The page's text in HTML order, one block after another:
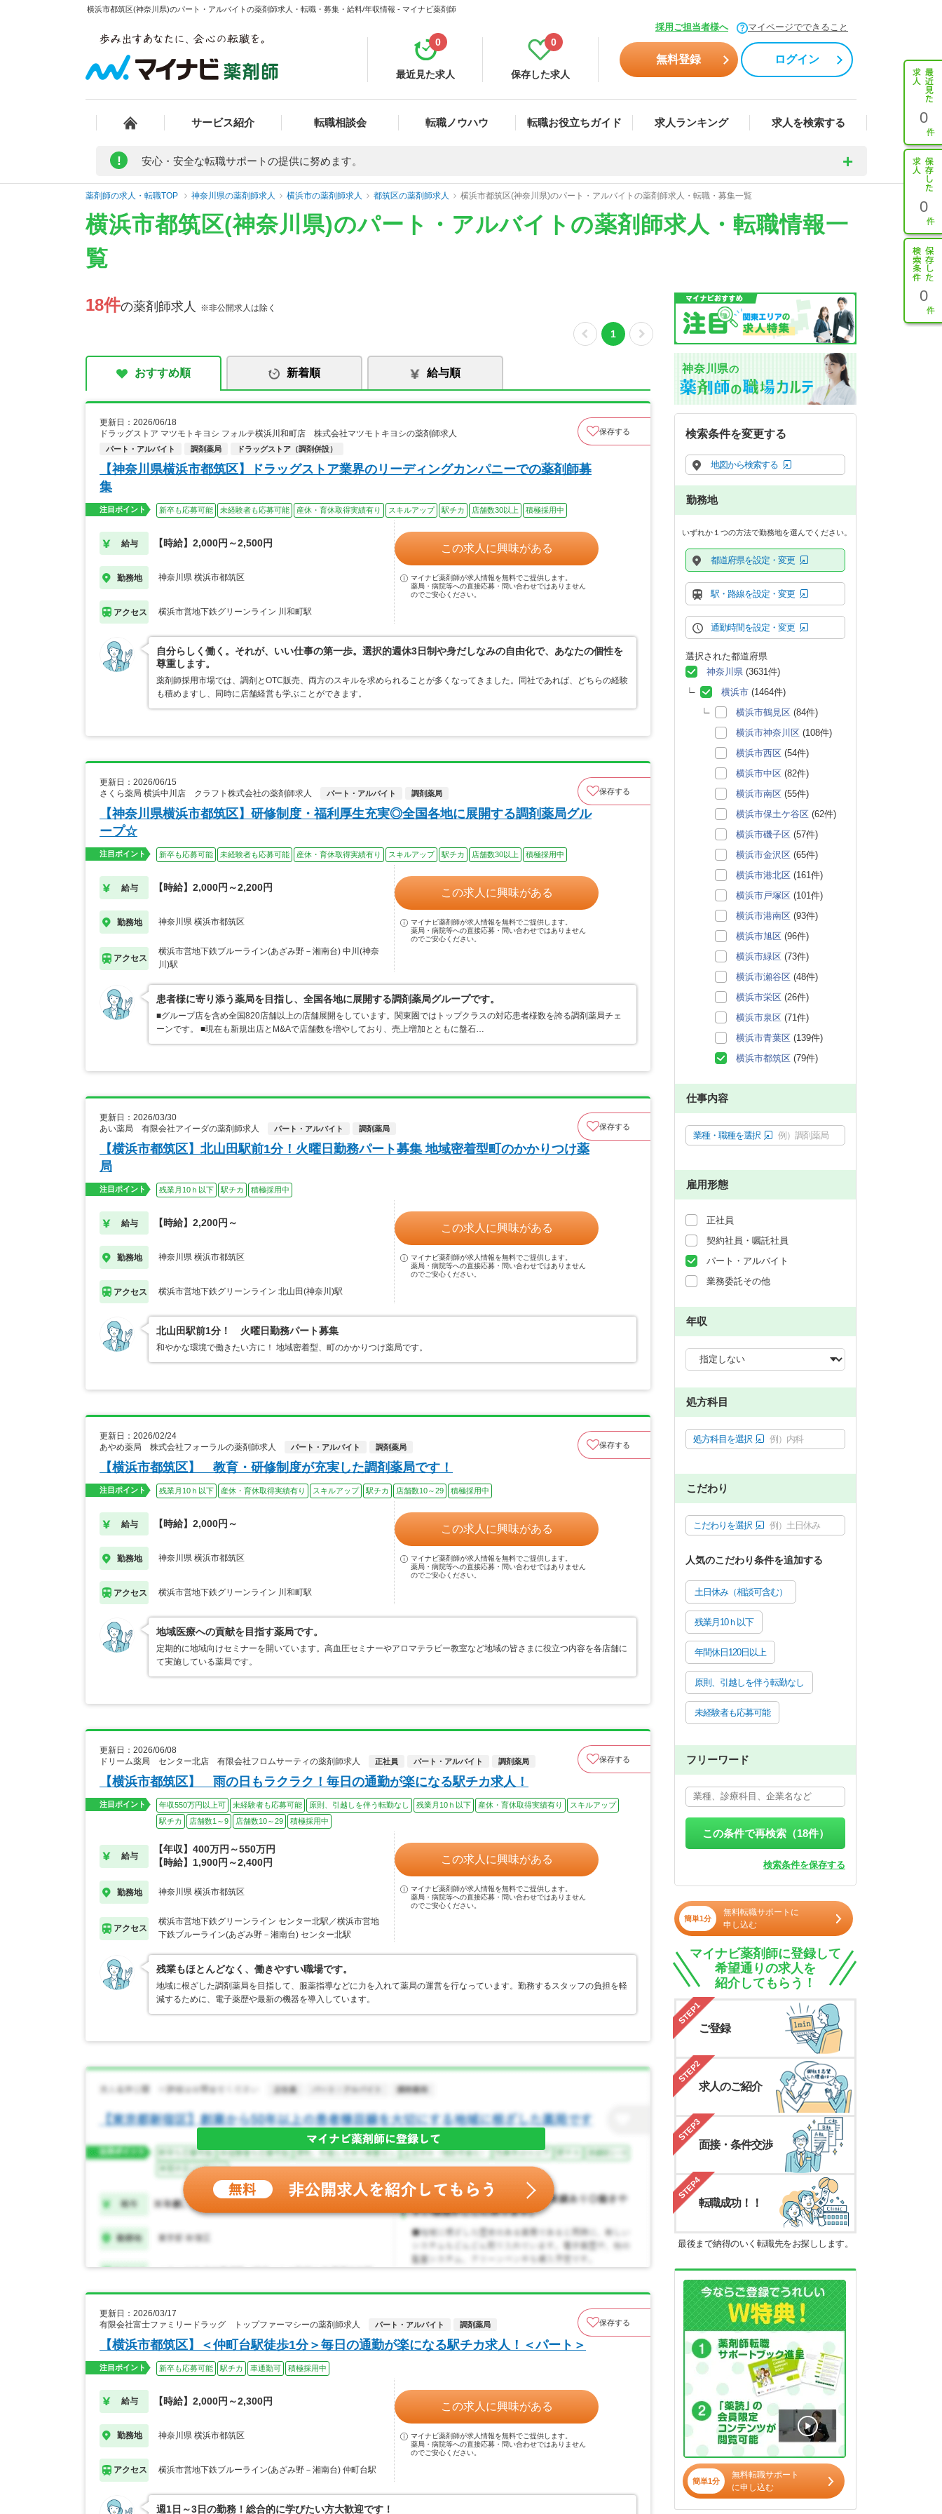
横浜市都筑区(神奈川県)のパート・アルバイトの薬剤師求人・転職・募集・給料/年収情報 - マイナビ薬剤師
採用ご担当者様へ マイページでできること
最近見た求人
0
保存した求人
0
無料登録 ログイン
サービス紹介 転職相談会 転職ノウハウ 転職お役立ちガイド 求人ランキング 求人を検索する 0
0
0
! 安心・安全な転職サポートの提供に努めます。
薬剤師の求人・転職TOP 神奈川県の薬剤師求人 横浜市の薬剤師求人 都筑区の薬剤師求人 横浜市都筑区(神奈川県)のパート・アルバイトの薬剤師求人・転職・募集一覧
横浜市都筑区(神奈川県)のパート・アルバイトの薬剤師求人・転職情報一
覧
18件の薬剤師求人 ※非公開求人は除く
1
おすすめ順 新着順 給与順
更新日：2026/06/18
ドラッグストア マツモトキヨシ フォルテ横浜川和町店 株式会社マツモトキヨシの薬剤師求人
パート・アルバイト 調剤薬局 ドラッグストア（調剤併設）
保存する
【神奈川県横浜市都筑区】ドラッグストア業界のリーディングカンパニーでの薬剤師募
集
注目ポイント 新卒も応募可能 未経験者も応募可能 産休・育休取得実績有り スキルアップ 駅チカ 店舗数30以上 積極採用中
給与 【時給】2,000円～2,500円
勤務地 神奈川県 横浜市都筑区
アクセス 横浜市営地下鉄グリーンライン 川和町駅
この求人に興味がある
マイナビ薬剤師が求人情報を無料でご提供します。
薬局・病院等への直接応募・問い合わせではありません
のでご安心ください。
自分らしく働く。それが、いい仕事の第一歩。選択的週休3日制や身だしなみの自由化で、あなたの個性を
尊重します。
薬剤師採用市場では、調剤とOTC販売、両方のスキルを求められることが多くなってきました。同社であれば、どちらの経験
も積めますし、同時に店舗経営も学ぶことができます。
更新日：2026/06/15
さくら薬局 横浜中川店 クラフト株式会社の薬剤師求人
パート・アルバイト 調剤薬局 保存する
【神奈川県横浜市都筑区】研修制度・福利厚生充実◎全国各地に展開する調剤薬局グル
ープ☆
注目ポイント 新卒も応募可能 未経験者も応募可能 産休・育休取得実績有り スキルアップ 駅チカ 店舗数30以上 積極採用中
給与 【時給】2,000円～2,200円
勤務地 神奈川県 横浜市都筑区
アクセス
横浜市営地下鉄ブルーライン(あざみ野－湘南台) 中川(神奈
川)駅
この求人に興味がある
マイナビ薬剤師が求人情報を無料でご提供します。
薬局・病院等への直接応募・問い合わせではありません
のでご安心ください。
患者様に寄り添う薬局を目指し、全国各地に展開する調剤薬局グループです。
■グループ店を含め全国820店舗以上の店舗展開をしています。関東圏ではトップクラスの対応患者様数を誇る調剤薬局チェ
ーンです。 ■現在も新規出店とM&Aで店舗数を増やしており、売上増加とともに盤石…
更新日：2026/03/30
あい薬局 有限会社アイーダの薬剤師求人
パート・アルバイト 調剤薬局 保存する
【横浜市都筑区】北山田駅前1分！火曜日勤務パート募集 地域密着型町のかかりつけ薬
局
注目ポイント 残業月10ｈ以下 駅チカ 積極採用中
給与 【時給】2,200円～
勤務地 神奈川県 横浜市都筑区
アクセス 横浜市営地下鉄グリーンライン 北山田(神奈川)駅
この求人に興味がある
マイナビ薬剤師が求人情報を無料でご提供します。
薬局・病院等への直接応募・問い合わせではありません
のでご安心ください。
北山田駅前1分！ 火曜日勤務パート募集
和やかな環境で働きたい方に！ 地域密着型、町のかかりつけ薬局です。
更新日：2026/02/24
あやめ薬局 株式会社フォーラルの薬剤師求人
パート・アルバイト 調剤薬局 保存する
【横浜市都筑区】 教育・研修制度が充実した調剤薬局です！
注目ポイント 残業月10ｈ以下 産休・育休取得実績有り スキルアップ 駅チカ 店舗数10～29 積極採用中
給与 【時給】2,000円～
勤務地 神奈川県 横浜市都筑区
アクセス 横浜市営地下鉄グリーンライン 川和町駅
この求人に興味がある
マイナビ薬剤師が求人情報を無料でご提供します。
薬局・病院等への直接応募・問い合わせではありません
のでご安心ください。
地域医療への貢献を目指す薬局です。
定期的に地域向けセミナーを開いています。高血圧セミナーやアロマテラピー教室など地域の皆さまに役立つ内容を各店舗に
て実施している薬局です。
更新日：2026/06/08
ドリーム薬局 センター北店 有限会社フロムサーティの薬剤師求人
正社員 パート・アルバイト 調剤薬局 保存する
【横浜市都筑区】 雨の日もラクラク！毎日の通勤が楽になる駅チカ求人！
注目ポイント 年収550万円以上可 未経験者も応募可能 原則、引越しを伴う転勤なし 残業月10ｈ以下 産休・育休取得実績有り
スキルアップ
駅チカ
店舗数1～9 店舗数10～29 積極採用中
給与
【年収】400万円～550万円
【時給】1,900円～2,400円
勤務地 神奈川県 横浜市都筑区
アクセス
横浜市営地下鉄グリーンライン センター北駅／横浜市営地
下鉄ブルーライン(あざみ野－湘南台) センター北駅
この求人に興味がある
マイナビ薬剤師が求人情報を無料でご提供します。
薬局・病院等への直接応募・問い合わせではありません
のでご安心ください。
残業もほとんどなく、働きやすい職場です。
地域に根ざした調剤薬局を目指して、服薬指導などに力を入れて薬局の運営を行なっています。勤務するスタッフの負担を軽
減するために、電子薬歴や最新の機器を導入しています。
更新日：2026/03/17
有限会社富士ファミリードラッグ トップファーマシーの薬剤師求人
パート・アルバイト 調剤薬局 保存する
【横浜市都筑区】＜仲町台駅徒歩1分＞毎日の通勤が楽になる駅チカ求人！＜パート＞
注目ポイント 新卒も応募可能 駅チカ 車通勤可 積極採用中
給与 【時給】2,000円～2,300円
勤務地 神奈川県 横浜市都筑区
アクセス 横浜市営地下鉄ブルーライン(あざみ野－湘南台) 仲町台駅
この求人に興味がある
マイナビ薬剤師が求人情報を無料でご提供します。
薬局・病院等への直接応募・問い合わせではありません
のでご安心ください。
週1日～3日の勤務！総合的に学びたい方大歓迎です！
神奈川県の
検索条件を変更する
地図から検索する
勤務地
いずれか１つの方法で勤務地を選んでください。
都道府県を設定・変更
駅・路線を設定・変更
通勤時間を設定・変更
選択された都道府県
神奈川県 (3631件)
横浜市 (1464件)
横浜市鶴見区 (84件)
横浜市神奈川区 (108件)
横浜市西区 (54件)
横浜市中区 (82件)
横浜市南区 (55件)
横浜市保土ケ谷区 (62件)
横浜市磯子区 (57件)
横浜市金沢区 (65件)
横浜市港北区 (161件)
横浜市戸塚区 (101件)
横浜市港南区 (93件)
横浜市旭区 (96件)
横浜市緑区 (73件)
横浜市瀬谷区 (48件)
横浜市栄区 (26件)
横浜市泉区 (71件)
横浜市青葉区 (139件)
横浜市都筑区 (79件)
仕事内容
業種・職種を選択 例）調剤薬局
雇用形態
正社員
契約社員・嘱託社員
パート・アルバイト
業務委託その他
年収
処方科目
処方科目を選択 例）内科
こだわり
こだわりを選択 例）土日休み
人気のこだわり条件を追加する
土日休み（相談可含む）
残業月10ｈ以下
年間休日120日以上
原則、引越しを伴う転勤なし
未経験者も応募可能
フリーワード
この条件で再検索（18件）
検索条件を保存する
簡単1分
無料転職サポートに
申し込む
マイナビ薬剤師に登録して
希望通りの求人を
紹介してもらう！
STEP1
ご登録
STEP2
求人のご紹介
STEP3
面接・条件交渉
STEP4
転職成功！！
最後まで納得のいく転職先をお探しします。
簡単1分
無料転職サポート
に申し込む